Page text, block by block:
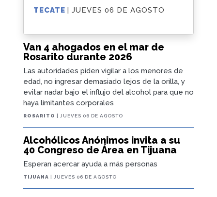
Van 4 ahogados en el mar de
Rosarito durante 2026
Las autoridades piden vigilar a los menores de
edad, no ingresar demasiado lejos de la orilla, y
evitar nadar bajo el influjo del alcohol para que no
haya limitantes corporales
ROSARITO | JUEVES 06 DE AGOSTO
Alcohólicos Anónimos invita a su
40 Congreso de Área en Tijuana
Esperan acercar ayuda a más personas
TIJUANA | JUEVES 06 DE AGOSTO
TECATE | JUEVES 06 DE AGOSTO